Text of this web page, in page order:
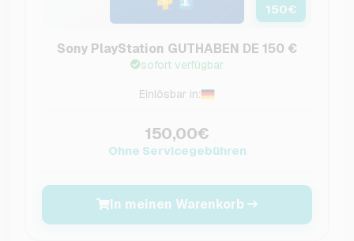
150€
Sony PlayStation GUTHABEN DE 150 €
sofort verfügbar
Einlösbar in:
150,00€
Ohne Servicegebühren
In meinen Warenkorb